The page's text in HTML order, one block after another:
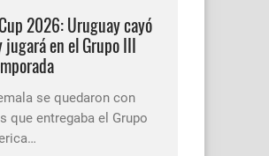
2026: Uruguay cayó
en el Grupo III
se quedaron con
que entregaba el Grupo